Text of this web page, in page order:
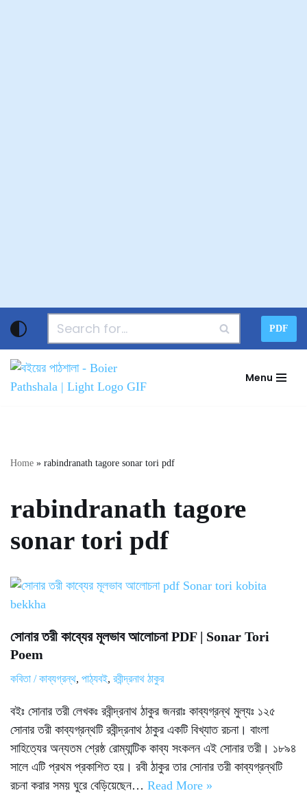
to
content
PDF
Menu
Home » rabindranath tagore sonar tori pdf
rabindranath tagore
sonar tori pdf
সোনার তরী কাব্যের মূলভাব আলোচনা PDF | Sonar Tori
Poem
কবিতা / কাব্যগ্রন্থ, পাঠ্যবই, রবীন্দ্রনাথ ঠাকুর
বইঃ সোনার তরী লেখকঃ রবীন্দ্রনাথ ঠাকুর জনরাঃ কাব্যগ্রন্থ মুল্যঃ ১২৫
সোনার তরী কাব্যগ্রন্থটি রবীন্দ্রনাথ ঠাকুর একটি বিখ্যাত রচনা। বাংলা
সাহিত্যের অন্যতম শ্রেষ্ঠ রোম্যান্টিক কাব্য সংকলন এই সোনার তরী। ১৮৯৪
সালে এটি প্রথম প্রকাশিত হয়। রবী ঠাকুর তার সোনার তরী কাব্যগ্রন্থটি
রচনা করার সময় ঘুরে বেড়িয়েছেন… Read More »